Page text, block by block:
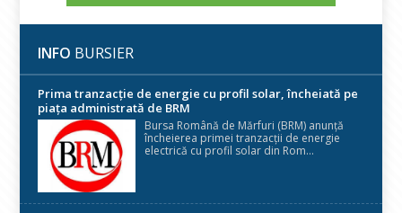
INFO BURSIER
Prima tranzacție de energie cu profil solar, încheiată pe
piața administrată de BRM
Bursa Română de Mărfuri (BRM) anunță
încheierea primei tranzacții de energie
electrică cu profil solar din Rom...